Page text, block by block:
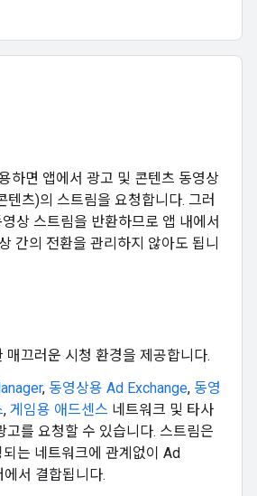
하면 앱에서 광고 및 콘텐츠 동영상
텐츠)의 스트림을 요청합니다. 그러
상 스트림을 반환하므로 앱 내에서
간의 전환을 관리하지 않아도 됩니
매끄러운 시청 환경을 제공합니다.
, 동영상용 Ad Exchange, 동영
, 게임용 애드센스 네트워크 및 타사
고를 요청할 수 있습니다. 스트림은
는 네트워크에 관계없이 Ad
서 결합됩니다.